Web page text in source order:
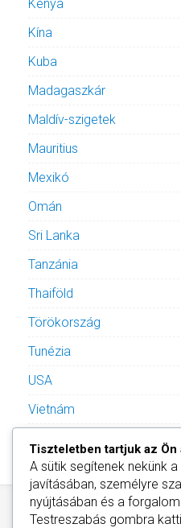
Kenya
Kína
Kuba
Madagaszkár
Maldív-szigetek
Mauritius
Mexikó
Omán
Sri Lanka
Tanzánia
Thaiföld
Törökország
Tunézia
USA
Vietnám
Tiszteletben tartjuk az Ön
A sütik segítenek nekünk
javításában, személyre
nyújtásában és a
Testreszabás gombra